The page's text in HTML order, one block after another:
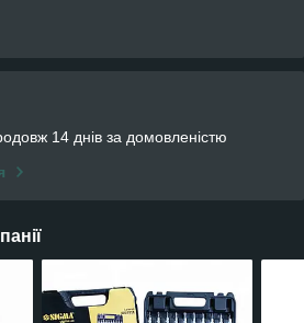
14 днів за домовленістю